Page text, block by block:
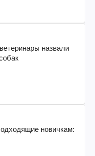
назвали
новичкам: